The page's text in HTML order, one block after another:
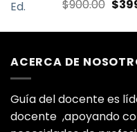
Valorado
con
$900.00 El
$
ACERCA DE
Guía del docente es
docente ,apoyando